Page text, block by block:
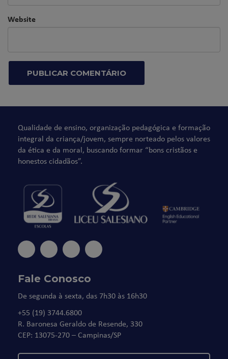
Website
Qualidade de ensino, organização pedagógica e formação
integral da criança/jovem, sempre norteado pelos valores
da ética e da moral, buscando formar “bons cristãos e
honestos cidadãos”.
Fale Conosco
De segunda à sexta, das 7h30 às 16h30
+55 (19) 3744.6800
R. Baronesa Geraldo de Resende, 330
CEP: 13075-270 – Campinas/SP